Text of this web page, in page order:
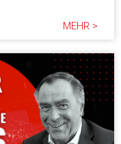
und Anzeigen zu
Medien anbieten zu
MEHR >